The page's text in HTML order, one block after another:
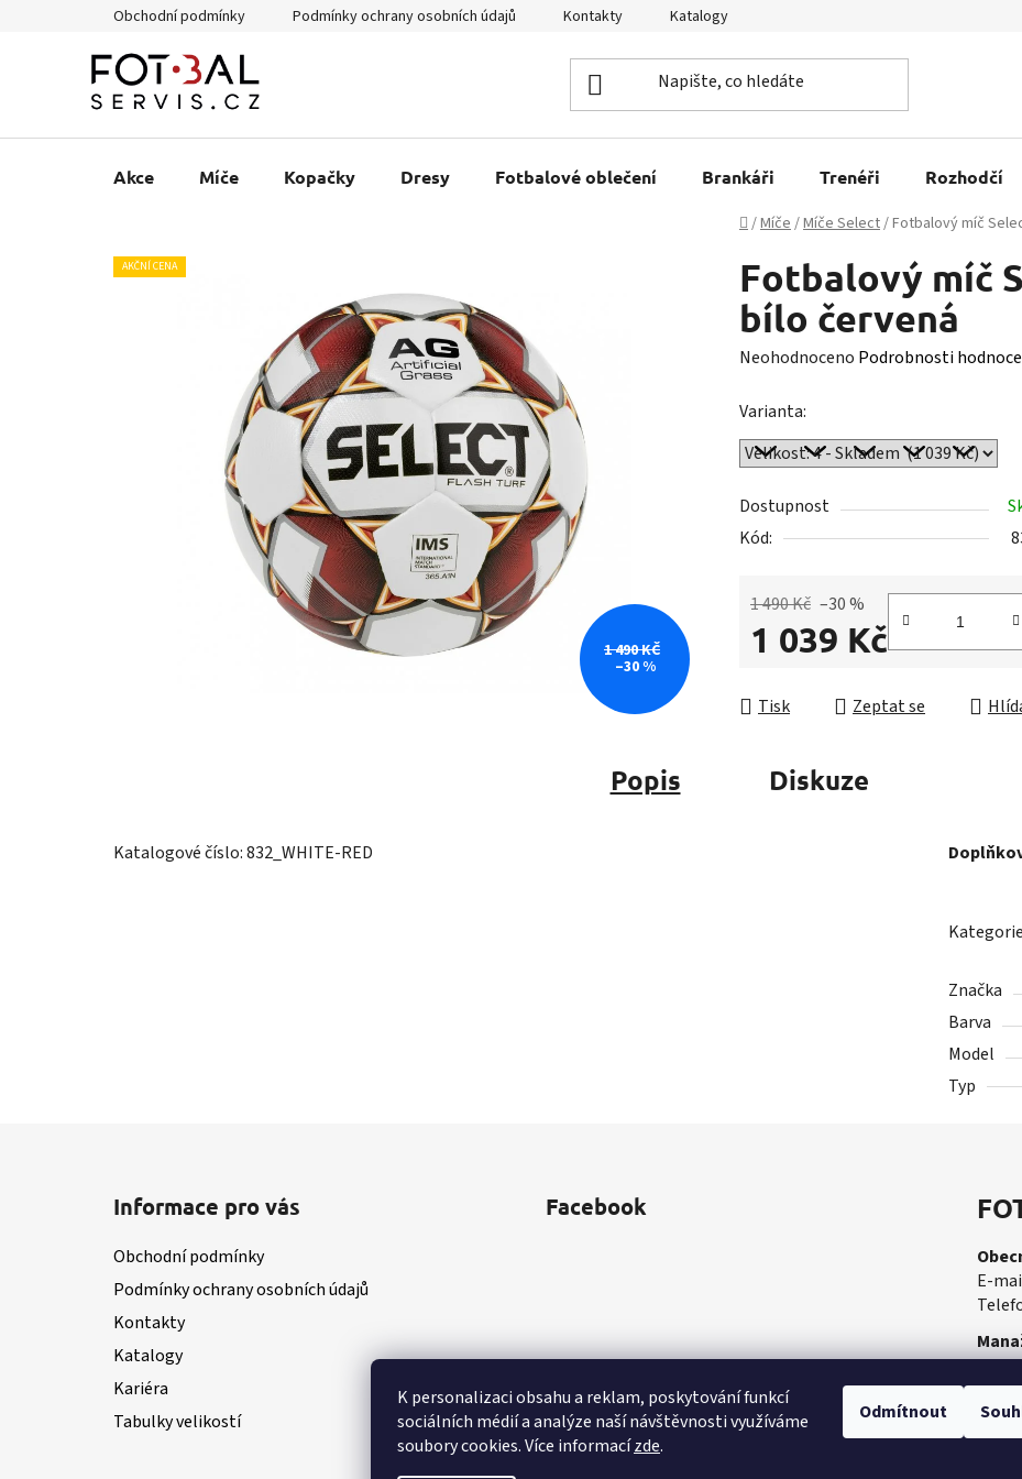
K personalizaci obsahu a reklam, poskytování funkcí
sociálních médií a analýze naší návštěvnosti využíváme
soubory cookies. Více informacízde.
Odmítnout
Obchodní podmínky Podmínky ochrany osobních údajů Kontakty Katalogy
Akce Míče Kopačky Dresy Fotbalové oblečení Brankáři Trenéři Rozhodčí
Domů
/Míče/Míče Select/Fotbalový míč
Fotbalový míč
bílo červená
Průměrné
produktu
je
0,0
z
5
Neohodnoceno Podrobnosti
Varianta:
Dostupnost
Kód:
1 490 Kč –30 %
1 039 Kč
Tisk Zeptat se
AKČNÍ CENA
1 490 KČ
–30 %
Popis Diskuze
Katalogové číslo: 832_WHITE-RED
Kategorie
Značka
Barva
Model
Typ
Informace pro vás
Obchodní podmínky
Podmínky ochrany osobních údajů
Kontakty
Katalogy
Kariéra
Tabulky velikostí
Facebook
E-